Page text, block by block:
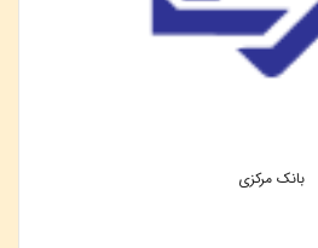
بانک مرکزی